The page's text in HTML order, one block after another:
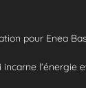
pour Enea
incarne l’énergie